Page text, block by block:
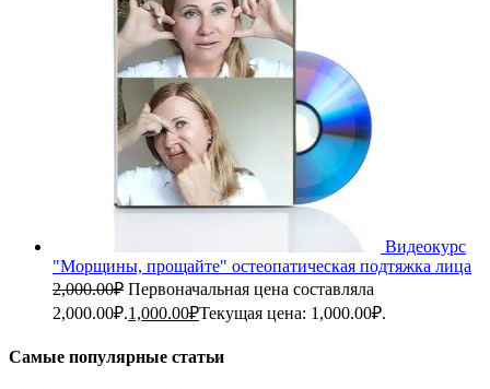
Видеокурс
"Морщины, прощайте" остеопатическая подтяжка лица
2,000.00₽ Первоначальная цена составляла
2,000.00₽.1,000.00₽Текущая цена: 1,000.00₽.
Самые популярные статьи